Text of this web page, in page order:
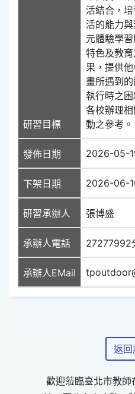
研習目標
活結合，
活的能力
元體驗學
特色及教
果，提供
畫所遇到
執行時之
各校辦理
動之參考。
發佈日期 2026-05-
下架日期 2026-06-
研習承辦人 張博盛
承辦人電話 27277992
承辦人EMail
返回
歡迎蒞臨臺北市教